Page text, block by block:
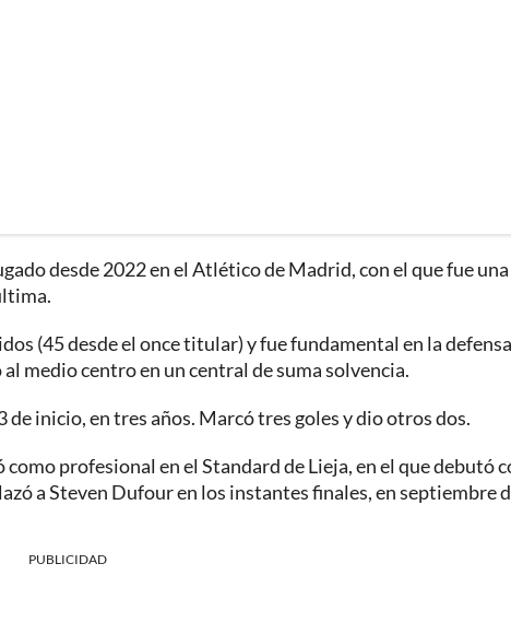
desde 2022 en el Atlético de Madrid, con el que fue
(45 desde el once titular) y fue fundamental en la
medio centro en un central de suma solvencia.
inicio, en tres años. Marcó tres goles y dio otros dos.
profesional en el Standard de Lieja, en el que debutó
a Steven Dufour en los instantes finales, en septiembre
PUBLICIDAD